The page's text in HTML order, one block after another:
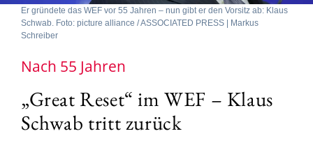
Er gründete das WEF vor 55 Jahren – nun gibt er den Vorsitz ab: Klaus
Schwab. Foto: picture alliance / ASSOCIATED PRESS | Markus
Schreiber
Nach 55 Jahren
„Great Reset“ im WEF – Klaus
Schwab tritt zurück